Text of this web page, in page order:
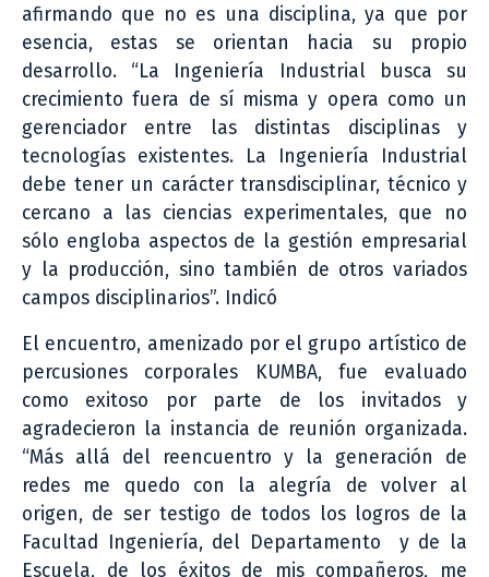
afirmando que no es una disciplina, ya que por
esencia, estas se orientan hacia su propio
desarrollo. “La Ingeniería Industrial busca su
crecimiento fuera de sí misma y opera como un
gerenciador entre las distintas disciplinas y
tecnologías existentes. La Ingeniería Industrial
debe tener un carácter transdisciplinar, técnico y
cercano a las ciencias experimentales, que no
sólo engloba aspectos de la gestión empresarial
y la producción, sino también de otros variados
campos disciplinarios”. Indicó
El encuentro, amenizado por el grupo artístico de
percusiones corporales KUMBA, fue evaluado
como exitoso por parte de los invitados y
agradecieron la instancia de reunión organizada.
“Más allá del reencuentro y la generación de
redes me quedo con la alegría de volver al
origen, de ser testigo de todos los logros de la
Facultad Ingeniería, del Departamento y de la
Escuela, de los éxitos de mis compañeros, me